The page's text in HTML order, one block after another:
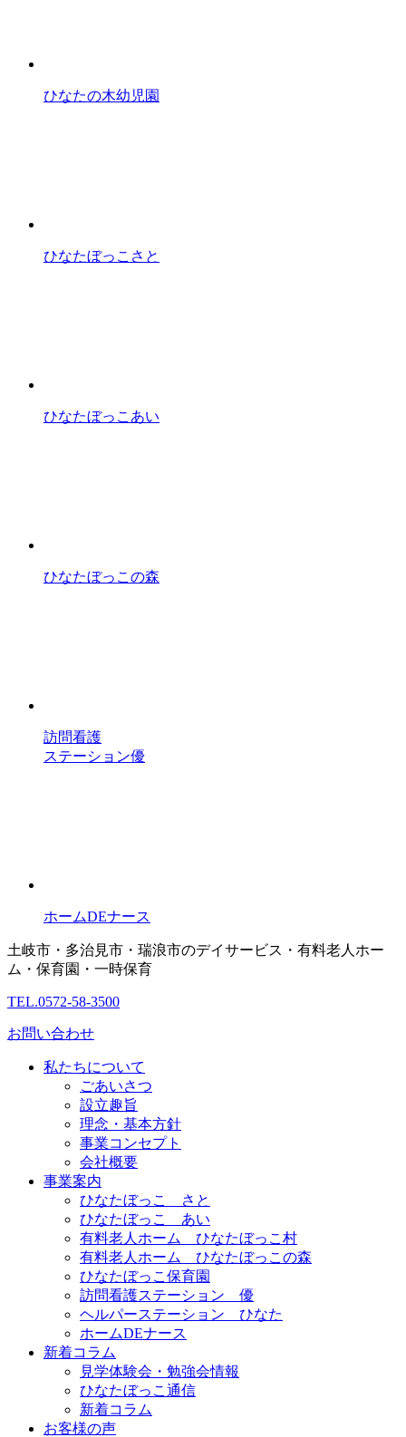
ひなたの木幼児園
ひなたぼっこさと
ひなたぼっこあい
ひなたぼっこの森
訪問看護
ステーション優
ホームDEナース
土岐市・多治見市・瑞浪市のデイサービス・有料老人ホー
ム・保育園・一時保育
TEL.0572-58-3500
お問い合わせ
私たちについて
ごあいさつ
設立趣旨
理念・基本方針
事業コンセプト
会社概要
事業案内
ひなたぼっこ さと
ひなたぼっこ あい
有料老人ホーム ひなたぼっこ村
有料老人ホーム ひなたぼっこの森
ひなたぼっこ保育園
訪問看護ステーション 優
ヘルパーステーション ひなた
ホームDEナース
新着コラム
見学体験会・勉強会情報
ひなたぼっこ通信
新着コラム
お客様の声